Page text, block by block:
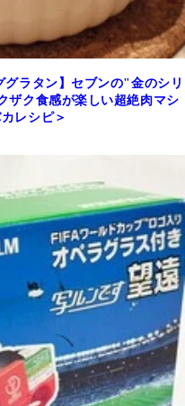
グラタン】セブンの"金のシリ
ザク食感が楽しい超絶肉マシ
レシピ＞